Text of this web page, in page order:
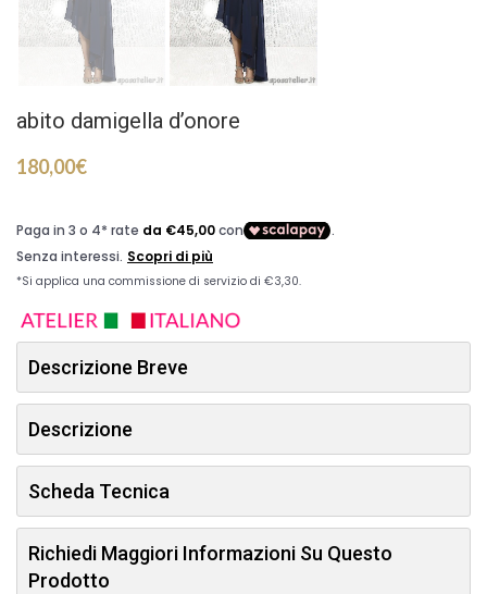
abito damigella d’onore
180,00€
Descrizione Breve
Descrizione
Scheda Tecnica
Richiedi Maggiori Informazioni Su Questo
Prodotto